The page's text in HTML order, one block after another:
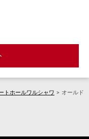
トホールワルシャワ > オールド